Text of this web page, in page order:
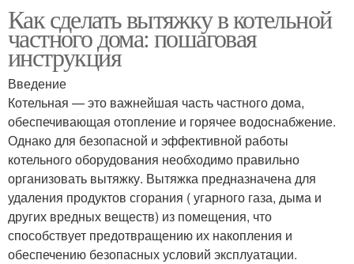
Как сделать вытяжку в котельной
частного дома: пошаговая
инструкция
Введение
Котельная — это важнейшая часть частного дома,
обеспечивающая отопление и горячее водоснабжение.
Однако для безопасной и эффективной работы
котельного оборудования необходимо правильно
организовать вытяжку. Вытяжка предназначена для
удаления продуктов сгорания ( угарного газа, дыма и
других вредных веществ) из помещения, что
способствует предотвращению их накопления и
обеспечению безопасных условий эксплуатации.